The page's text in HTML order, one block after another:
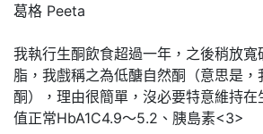
葛格 Peeta
我執行生酮飲食超過一年，之後稍放寬
脂，我戲稱之為低醣自然酮（意思是，
酮），理由很簡單，沒必要特意維持
值正常HbA1C4.9～5.2、胰島素<3>